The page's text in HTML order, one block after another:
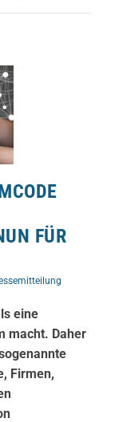
FÜR
eine
macht. Daher
Firmen,